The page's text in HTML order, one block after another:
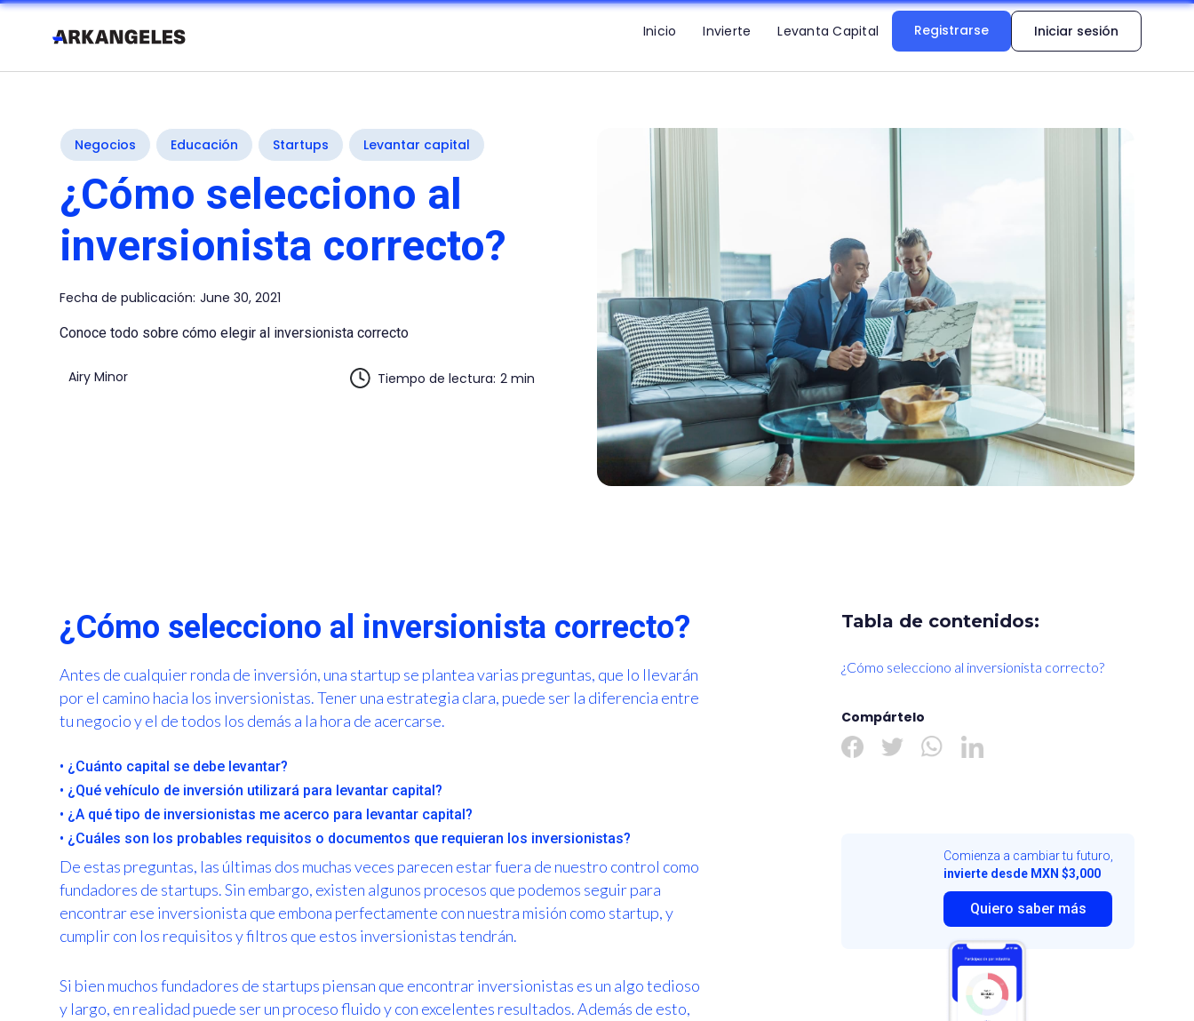
Inicio Invierte Levanta Capital Registrarse Iniciar sesión
Negocios Educación Startups Levantar capital
¿Cómo selecciono al
inversionista correcto?
Fecha de publicación: June 30, 2021
Conoce todo sobre cómo elegir al inversionista correcto
Airy Minor Tiempo de lectura: 2 min
Tabla de contenidos:
¿Cómo selecciono al inversionista correcto?
Compártelo
Comienza a cambiar tu futuro,
invierte desde MXN $3,000
Quiero saber más
¿Cómo selecciono al inversionista correcto?
Antes de cualquier ronda de inversión, una startup se plantea varias preguntas, que lo llevarán
por el camino hacia los inversionistas. Tener una estrategia clara, puede ser la diferencia entre
tu negocio y el de todos los demás a la hora de acercarse.
• ¿Cuánto capital se debe levantar?
• ¿Qué vehículo de inversión utilizará para levantar capital?
• ¿A qué tipo de inversionistas me acerco para levantar capital?
• ¿Cuáles son los probables requisitos o documentos que requieran los inversionistas?
De estas preguntas, las últimas dos muchas veces parecen estar fuera de nuestro control como
fundadores de startups. Sin embargo, existen algunos procesos que podemos seguir para
encontrar ese inversionista que embona perfectamente con nuestra misión como startup, y
cumplir con los requisitos y filtros que estos inversionistas tendrán.
Si bien muchos fundadores de startups piensan que encontrar inversionistas es un algo tedioso
y largo, en realidad puede ser un proceso fluido y con excelentes resultados. Además de esto,